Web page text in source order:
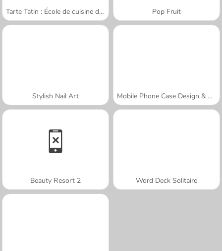
Tarte Tatin : École de cuisine de Sara Pop Fruit
Stylish Nail Art Mobile Phone Case Design & DIY
Beauty Resort 2 Word Deck Solitaire